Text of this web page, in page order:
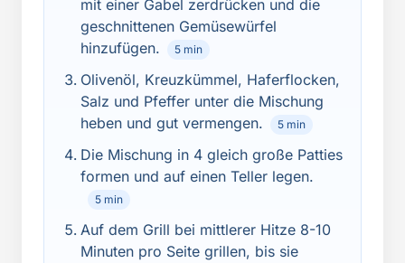
mit einer Gabel zerdrücken und die
geschnittenen Gemüsewürfel
hinzufügen.
5 min
Olivenöl, Kreuzkümmel, Haferflocken,
Salz und Pfeffer unter die Mischung
heben und gut vermengen.
5 min
Die Mischung in 4 gleich große Patties
formen und auf einen Teller legen.
5 min
Auf dem Grill bei mittlerer Hitze 8-10
Minuten pro Seite grillen, bis sie